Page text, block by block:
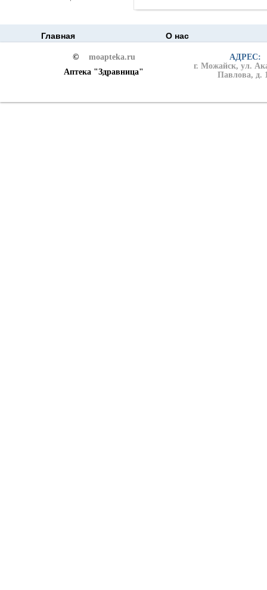
Главная О нас
©
moapteka.ru
Аптека "Здравница"
АДРЕС:
г. Можайск, ул.
Павлова, д.